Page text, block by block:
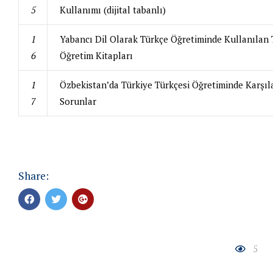
5
Kullanımı (dijital tabanlı)
1
6
Yabancı Dil Olarak Türkçe Öğretiminde Kullanılan
Öğretim Kitapları
1
7
Özbekistan’da Türkiye Türkçesi Öğretiminde
Sorunlar
Share:
5